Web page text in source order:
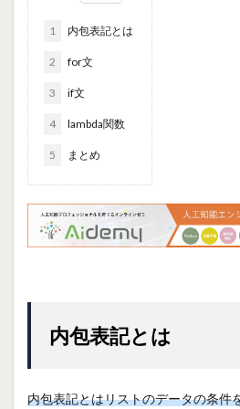
1 内包表記とは
2 for文
3 if文
4 lambda関数
5 まとめ
内包表記とは
内包表記とはリストのデータの条件